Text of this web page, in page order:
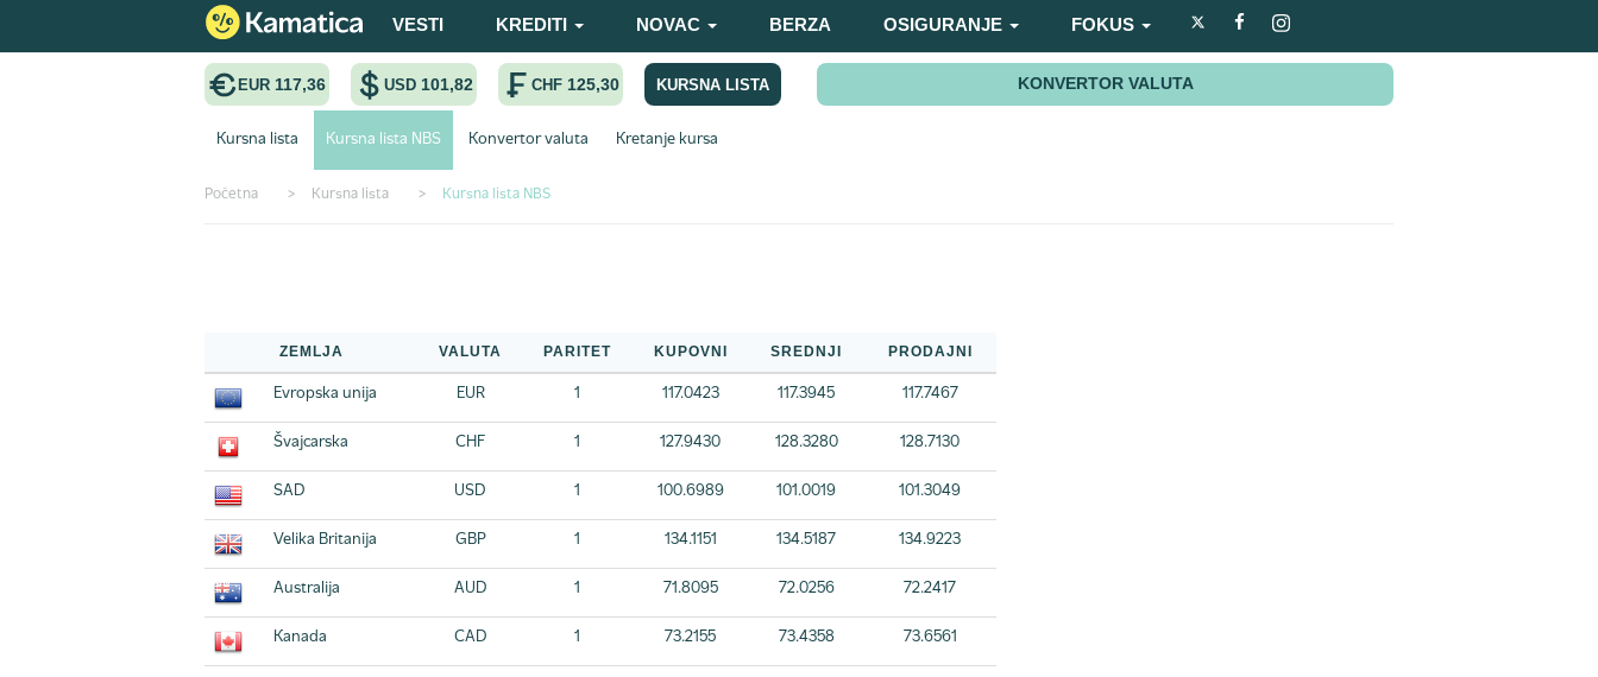
VESTI KREDITI NOVAC BERZA OSIGURANJE FOKUS
EUR 117,36 USD 101,82 CHF 125,30 KURSNA LISTA KONVERTOR VALUTA
Kursna lista Kursna lista NBS Konvertor valuta Kretanje kursa
Početna > Kursna lista > Kursna lista NBS
ZEMLJA VALUTA PARITET KUPOVNI SREDNJI PRODAJNI
Evropska unija EUR 1 117.0423 117.3945 117.7467
Švajcarska CHF 1 127.9430 128.3280 128.7130
SAD USD 1 100.6989 101.0019 101.3049
Velika Britanija GBP 1 134.1151 134.5187 134.9223
Australija AUD 1 71.8095 72.0256 72.2417
Kanada CAD 1 73.2155 73.4358 73.6561